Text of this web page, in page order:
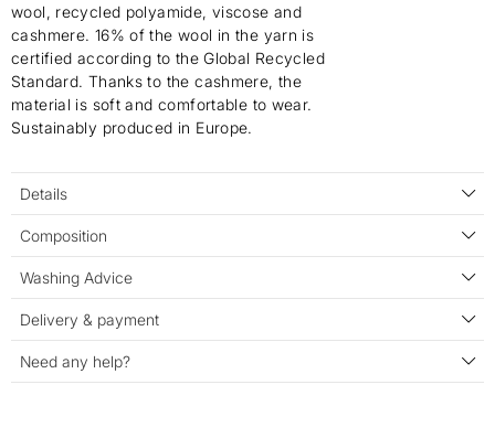
wool, recycled polyamide, viscose and
cashmere. 16% of the wool in the yarn is
certified according to the Global Recycled
Standard. Thanks to the cashmere, the
material is soft and comfortable to wear.
Sustainably produced in Europe.
Details
Composition
Washing Advice
Delivery & payment
Need any help?